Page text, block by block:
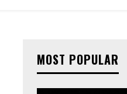
MOST POPULAR